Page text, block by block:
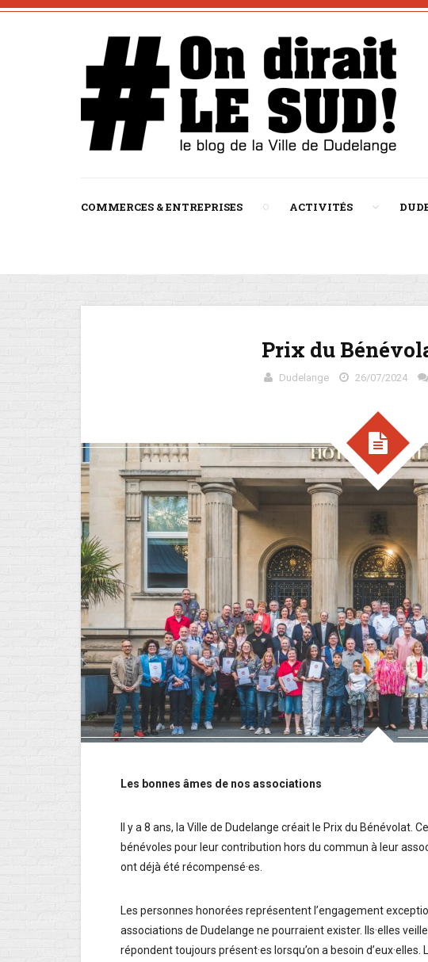
COMMERCES & ENTREPRISES ACTIVITÉS
Prix du
Dudelange 26/07/2024
Les bonnes âmes de nos associations
Il y a 8 ans, la Ville de Dudelange créait le Prix du Bénévolat.
bénévoles pour leur contribution hors du commun à leur
ont déjà été récompensé·es.
Les personnes honorées représentent l’engagement
associations de Dudelange ne pourraient exister. Ils·elles
répondent toujours présent·es lorsqu’on a besoin